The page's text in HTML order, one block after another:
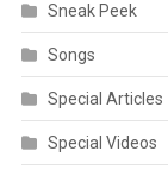
Sneak Peek
Songs
Special Articles
Special Videos